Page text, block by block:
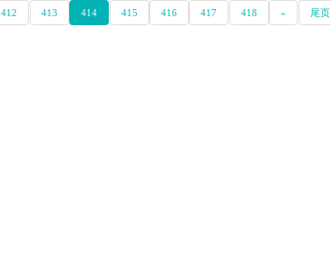
412 413 414 415 416 417 418 » 尾页